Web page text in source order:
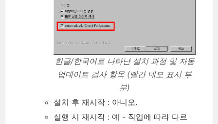
한글/한국어로 나타난 설치 과정 및 자동
업데이트 검사 항목 (빨간 네모 표시 부
분)
설치 후 재시작 : 아니오.
실행 시 재시작 : 예 - 작업에 따라 다르